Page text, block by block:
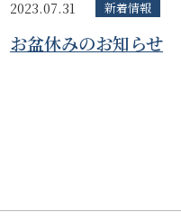
2023.07.31 新着情報
お盆休みのお知らせ